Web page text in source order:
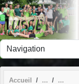
Accueil
Panneau de gestion